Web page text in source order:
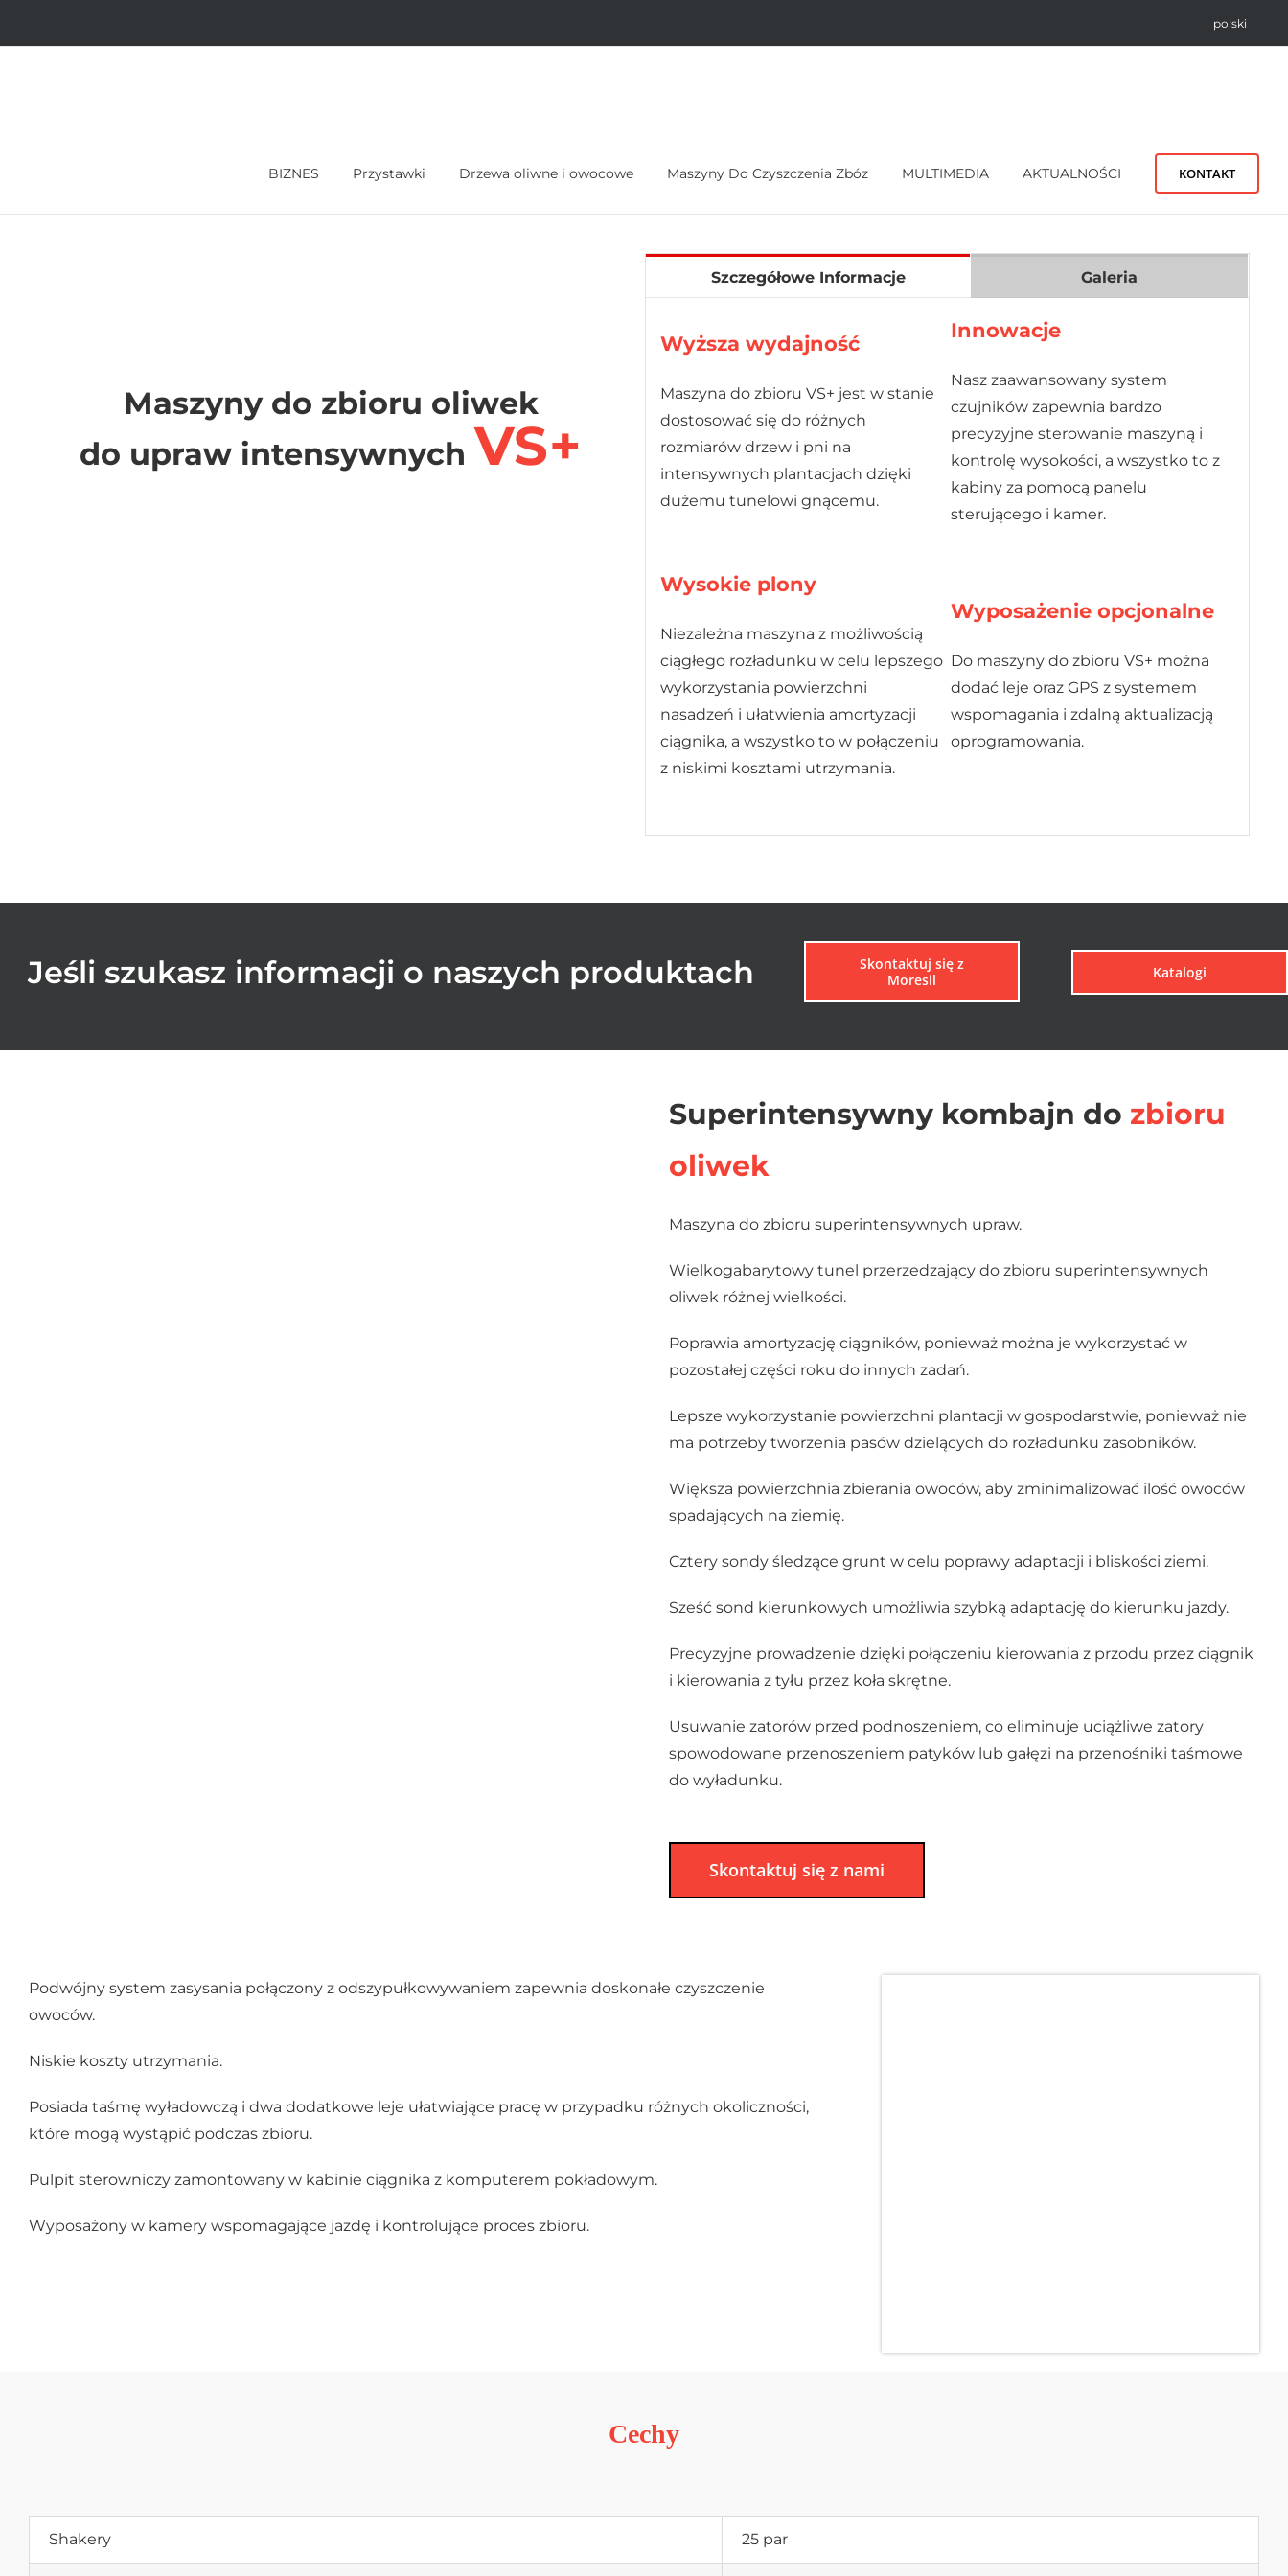
polski
BIZNES Przystawki Drzewa oliwne i owocowe Maszyny Do Czyszczenia Zbóz MULTIMEDIA AKTUALNOŚCI KONTAKT
Maszyny do zbioru oliwek
do upraw intensywnych VS+
Szczegółowe Informacje Galeria
Wyższa wydajność
Maszyna do zbioru VS+ jest w stanie
dostosować się do różnych
rozmiarów drzew i pni na
intensywnych plantacjach dzięki
dużemu tunelowi gnącemu.
Innowacje
Nasz zaawansowany system
czujników zapewnia bardzo
precyzyjne sterowanie maszyną i
kontrolę wysokości, a wszystko to z
kabiny za pomocą panelu
sterującego i kamer.
Wysokie plony
Niezależna maszyna z możliwością
ciągłego rozładunku w celu lepszego
wykorzystania powierzchni
nasadzeń i ułatwienia amortyzacji
ciągnika, a wszystko to w połączeniu
z niskimi kosztami utrzymania.
Wyposażenie opcjonalne
Do maszyny do zbioru VS+ można
dodać leje oraz GPS z systemem
wspomagania i zdalną aktualizacją
oprogramowania.
Jeśli szukasz informacji o naszych produktach
Skontaktuj się z
Moresil
Katalogi
Superintensywny kombajn do zbioru
oliwek
Maszyna do zbioru superintensywnych upraw.
Wielkogabarytowy tunel przerzedzający do zbioru superintensywnych
oliwek różnej wielkości.
Poprawia amortyzację ciągników, ponieważ można je wykorzystać w
pozostałej części roku do innych zadań.
Lepsze wykorzystanie powierzchni plantacji w gospodarstwie, ponieważ nie
ma potrzeby tworzenia pasów dzielących do rozładunku zasobników.
Większa powierzchnia zbierania owoców, aby zminimalizować ilość owoców
spadających na ziemię.
Cztery sondy śledzące grunt w celu poprawy adaptacji i bliskości ziemi.
Sześć sond kierunkowych umożliwia szybką adaptację do kierunku jazdy.
Precyzyjne prowadzenie dzięki połączeniu kierowania z przodu przez ciągnik
i kierowania z tyłu przez koła skrętne.
Usuwanie zatorów przed podnoszeniem, co eliminuje uciążliwe zatory
spowodowane przenoszeniem patyków lub gałęzi na przenośniki taśmowe
do wyładunku.
Skontaktuj się z nami
Podwójny system zasysania połączony z odszypułkowywaniem zapewnia doskonałe czyszczenie
owoców.
Niskie koszty utrzymania.
Posiada taśmę wyładowczą i dwa dodatkowe leje ułatwiające pracę w przypadku różnych okoliczności,
które mogą wystąpić podczas zbioru.
Pulpit sterowniczy zamontowany w kabinie ciągnika z komputerem pokładowym.
Wyposażony w kamery wspomagające jazdę i kontrolujące proces zbioru.
Cechy
Shakery 25 par